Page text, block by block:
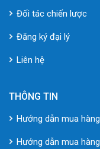
Đối tác chiến lược
Đăng ký đại lý
Liên hệ
THÔNG TIN
Hướng dẫn mua hàng
Hướng dẫn mua hàng